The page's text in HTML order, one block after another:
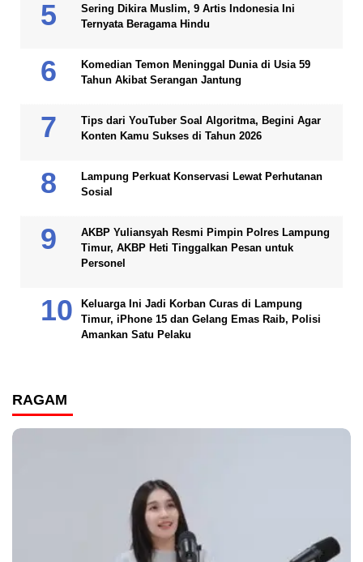
Sering Dikira Muslim, 9 Artis Indonesia Ini
Ternyata Beragama Hindu
Komedian Temon Meninggal Dunia di Usia 59
Tahun Akibat Serangan Jantung
Tips dari YouTuber Soal Algoritma, Begini Agar
Konten Kamu Sukses di Tahun 2026
Lampung Perkuat Konservasi Lewat Perhutanan
Sosial
AKBP Yuliansyah Resmi Pimpin Polres Lampung
Timur, AKBP Heti Tinggalkan Pesan untuk
Personel
Keluarga Ini Jadi Korban Curas di Lampung
Timur, iPhone 15 dan Gelang Emas Raib, Polisi
Amankan Satu Pelaku
RAGAM